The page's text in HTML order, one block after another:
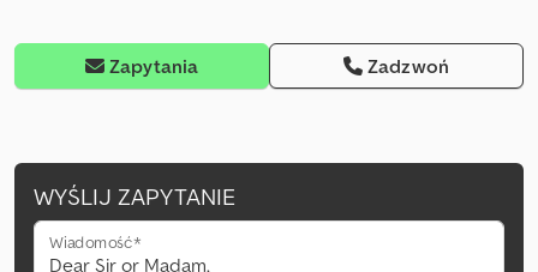
Zapytania Zadzwoń
WYŚLIJ ZAPYTANIE
Wiadomość*